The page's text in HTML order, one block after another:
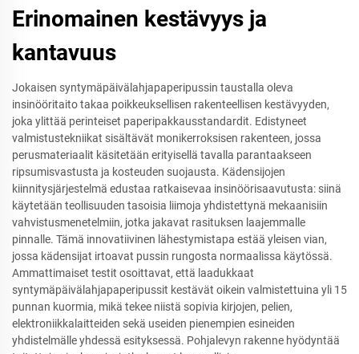
Erinomainen kestävyys ja
kantavuus
Jokaisen syntymäpäivälahjapaperipussin taustalla oleva
insinööritaito takaa poikkeuksellisen rakenteellisen kestävyyden,
joka ylittää perinteiset paperipakkausstandardit. Edistyneet
valmistustekniikat sisältävät monikerroksisen rakenteen, jossa
perusmateriaalit käsitetään erityisellä tavalla parantaakseen
ripsumisvastusta ja kosteuden suojausta. Kädensijojen
kiinnitysjärjestelmä edustaa ratkaisevaa insinöörisaavutusta: siinä
käytetään teollisuuden tasoisia liimoja yhdistettynä mekaanisiin
vahvistusmenetelmiin, jotka jakavat rasituksen laajemmalle
pinnalle. Tämä innovatiivinen lähestymistapa estää yleisen vian,
jossa kädensijat irtoavat pussin rungosta normaalissa käytössä.
Ammattimaiset testit osoittavat, että laadukkaat
syntymäpäivälahjapaperipussit kestävät oikein valmistettuina yli 15
punnan kuormia, mikä tekee niistä sopivia kirjojen, pelien,
elektroniikkalaitteiden sekä useiden pienempien esineiden
yhdistelmälle yhdessä esityksessä. Pohjalevyn rakenne hyödyntää